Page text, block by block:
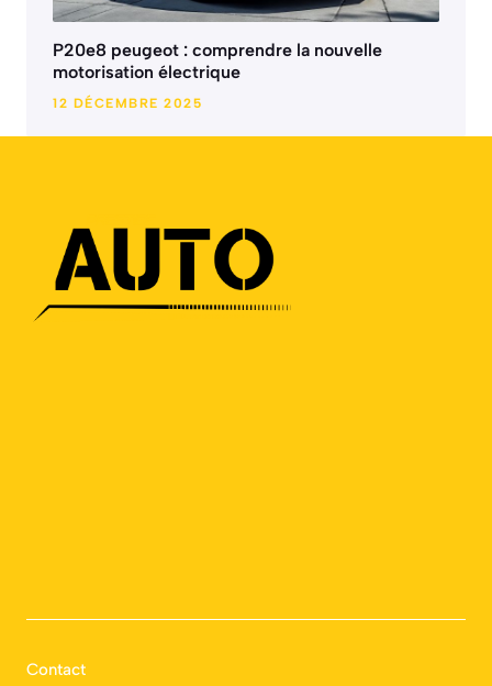
P20e8 peugeot : comprendre la nouvelle
motorisation électrique
12 DÉCEMBRE 2025
Contact